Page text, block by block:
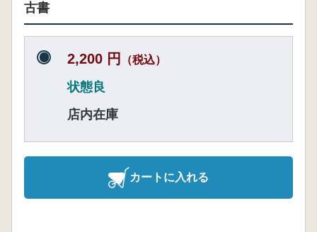
古書
2,200 円 （税込）
状態良
店内在庫
カートに入れる